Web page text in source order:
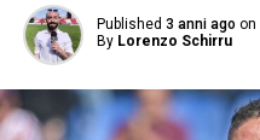
Published 3 anni ago on
By Lorenzo Schirru